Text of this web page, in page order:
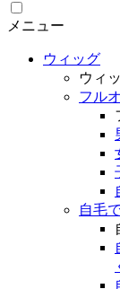
メニュー
ウィッグ
ウィ
フル
自毛